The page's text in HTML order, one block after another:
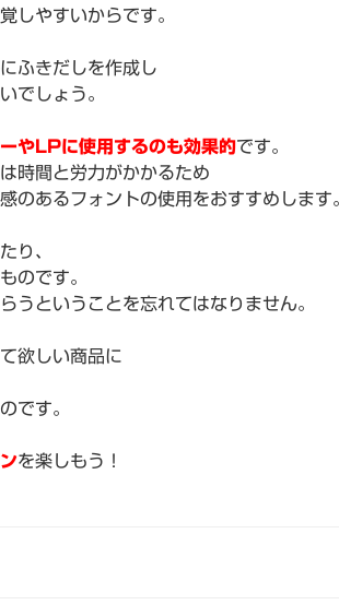
しやすいからです。
ふきだしを作成し
でしょう。
やLPに使用するのも効果的です。
時間と労力がかかるため
のあるフォントの使用をおすすめします
り、
のです。
うということを忘れてはなりません。
欲しい商品に
です。
を楽しもう！